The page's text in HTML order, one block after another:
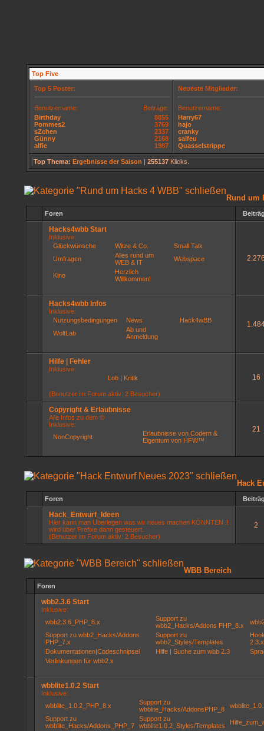
Top Five
Top 5 Poster:
Benutzername:
Beiträge:
Birthday
Pommes2
sZchen
Günny
alfie
8855
3769
2337
2168
1987
Neueste Mitglieder:
Benutzername:
Harry67
hajo
cranky
saifeu
Quasselstrippe
Top Thema: Ergebnisse der Saison | 255137 Klicks.
Rund um
Foren
Hacks4wbb Start
Inklusive:
Glückwünsche
Witze & Co.
Small Talk
Umfragen
Alles rund um
WEB & IT
Webspace
Kino
Herzlich
Willkommen!
Hacks4wbb Infos
Inklusive:
Nutzungsbedingungen
News
Hack4wBB
WoltLab
Ab und
Anmeldung
Hilfe | Fehler
Inklusive:
Lob | Kritik
(Benutzer im Forum aktiv: 2 Besucher)
16
Copyright & Erlaubnisse
Alle Infos zu dem ©
Inklusive:
NonCopyright
Erlaubnisse von Codern &
Eigentum von HFW™
21
Hack
Foren
Hack_Entwurf_Ideen
Hier kann man Überlegen was wir neues machen KÖNNTEN !!
wird über Prefixe dann gesteuert.
(Benutzer im Forum aktiv: 2 Besucher)
2
WBB Bereich
Foren
wbb2.3.6 Start
Inklusive:
wbb2.3.6_PHP_8.x
Support zu
wbb2_Hacks/Addons PHP_8.x
Support zu wbb2_Hacks/Addons
PHP_7.x
Support zu
wbb2_Styles/Templates
2.3.x
Dokumentationen|Codeschnipsel
Hilfe | Suche zum wbb 2.3
Verlinkungen für wbb2.x
wbblite1.0.2 Start
Inklusive:
wbblite_1.0.2_PHP_8.x
Support zu
wbblite_Hacks/AddonsPHP_8
Support zu
wbblite_Hacks/Addons_PHP_7
Support zu
wbblite1.0.2_Styles/Templates